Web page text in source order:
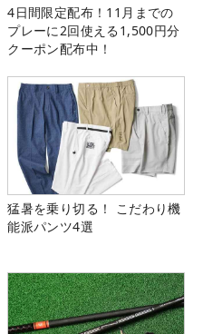
4日間限定配布！11月までの
プレーに2回使える1,500円分
クーポン配布中！
猛暑を乗り切る！ こだわり機
能派パンツ4選